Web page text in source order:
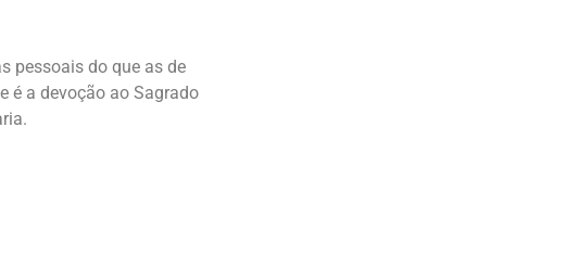
pessoais do que as de
é a devoção ao Sagrado